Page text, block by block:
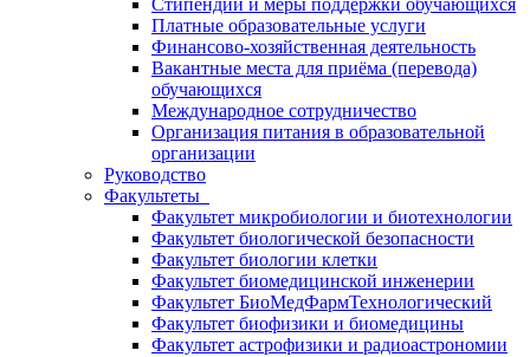
Стипендии и меры поддержки обучающихся
Платные образовательные услуги
Финансово-хозяйственная деятельность
Вакантные места для приёма (перевода)
обучающихся
Международное сотрудничество
Организация питания в образовательной
организации
Руководство
Факультеты
Факультет микробиологии и биотехнологии
Факультет биологической безопасности
Факультет биологии клетки
Факультет биомедицинской инженерии
Факультет БиоМедФармТехнологический
Факультет биофизики и биомедицины
Факультет астрофизики и радиоастрономии